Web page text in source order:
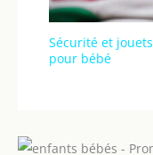
Sécurité et
pour bébé